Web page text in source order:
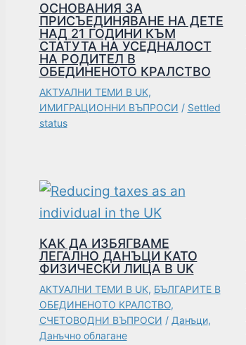
ОСНОВАНИЯ ЗА
ПРИСЪЕДИНЯВАНЕ НА ДЕТЕ
НАД 21 ГОДИНИ КЪМ
СТАТУТА НА УСЕДНАЛОСТ
НА РОДИТЕЛ В
ОБЕДИНЕНОТО КРАЛСТВО
АКТУАЛНИ ТЕМИ В UK,
ИМИГРАЦИОННИ ВЪПРОСИ / Settled
status
КАК ДА ИЗБЯГВАМЕ
ЛЕГАЛНО ДАНЪЦИ КАТО
ФИЗИЧЕСКИ ЛИЦА В UK
АКТУАЛНИ ТЕМИ В UK, БЪЛГАРИТЕ В
ОБЕДИНЕНОТО КРАЛСТВО,
СЧЕТОВОДНИ ВЪПРОСИ / Данъци,
Данъчно облагане